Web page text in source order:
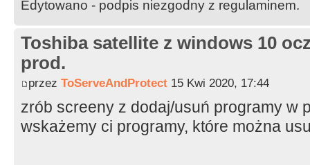
Edytowano - podpis niezgodny z regulaminem.
Toshiba satellite z windows 10
prod.
przez ToServeAndProtect 15 Kwi 2020, 17:44
zrób screeny z dodaj/usuń programy w
wskażemy ci programy, które można